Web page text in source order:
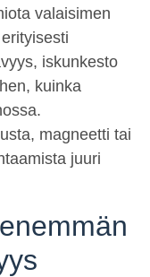
valaisimen
iskunkesto
kuinka
magneetti tai
juuri